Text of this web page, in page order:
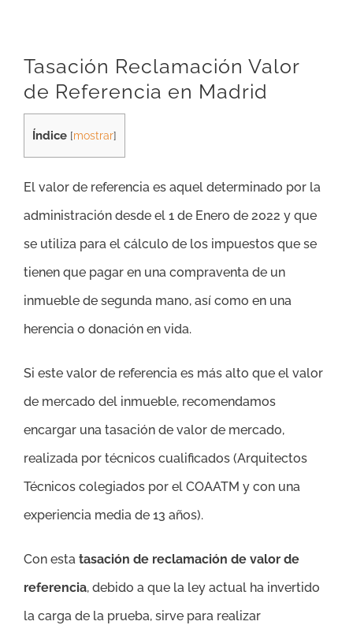
Tasación Reclamación Valor
de Referencia en Madrid
Índice [mostrar]
El valor de referencia es aquel determinado por la
administración desde el 1 de Enero de 2022 y que
se utiliza para el cálculo de los impuestos que se
tienen que pagar en una compraventa de un
inmueble de segunda mano, así como en una
herencia o donación en vida.
Si este valor de referencia es más alto que el valor
de mercado del inmueble, recomendamos
encargar una tasación de valor de mercado,
realizada por técnicos cualificados (Arquitectos
Técnicos colegiados por el COAATM y con una
experiencia media de 13 años).
Con esta tasación de reclamación de valor de
referencia, debido a que la ley actual ha invertido
la carga de la prueba, sirve para realizar